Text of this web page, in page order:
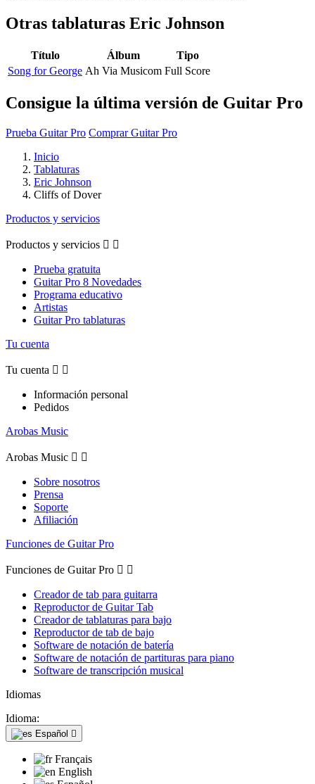
Otras tablaturas Eric Johnson
Título Álbum
Tipo
Song for George Ah Via Musicom Full Score
Consigue la última versión de Guitar Pro
Prueba Guitar Pro Comprar Guitar Pro
Inicio
Tablaturas
Eric Johnson
Cliffs of Dover
Productos y servicios
Productos y servicios  
Prueba gratuita
Guitar Pro 8 Novedades
Programa educativo
Artistas
Guitar Pro tablaturas
Tu cuenta
Tu cuenta  
Información personal
Pedidos
Arobas Music
Arobas Music  
Sobre nosotros
Prensa
Soporte
Afiliación
Funciones de Guitar Pro
Funciones de Guitar Pro  
Creador de tab para guitarra
Reproductor de Guitar Tab
Creador de tablaturas para bajo
Reproductor de tab de bajo
Software de notación de batería
Software de notación de partituras para piano
Software de transcripción musical
Idiomas
Idioma:
Español 
Français
English